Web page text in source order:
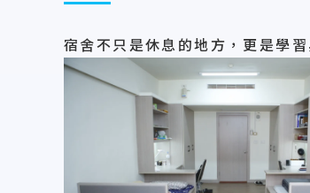
宿舍不只是休息的地方，更是學